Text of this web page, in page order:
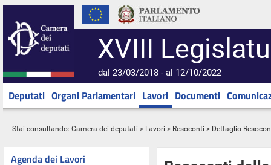
XVIII
dal 23/03/2018 - al 12/10/2022
Deputati Organi Parlamentari Lavori Documenti
Stai consultando: Camera dei deputati > Lavori > Resoconti > Dettaglio
Agenda dei Lavori